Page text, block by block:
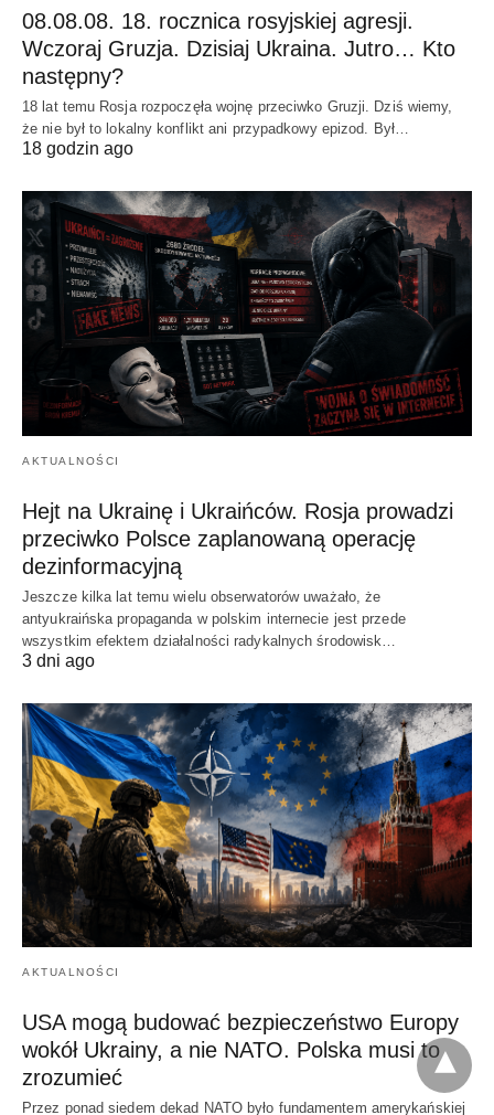
08.08.08. 18. rocznica rosyjskiej agresji.
Wczoraj Gruzja. Dzisiaj Ukraina. Jutro… Kto
następny?
18 lat temu Rosja rozpoczęła wojnę przeciwko Gruzji. Dziś wiemy,
że nie był to lokalny konflikt ani przypadkowy epizod. Był…
18 godzin ago
AKTUALNOŚCI
Hejt na Ukrainę i Ukraińców. Rosja prowadzi
przeciwko Polsce zaplanowaną operację
dezinformacyjną
Jeszcze kilka lat temu wielu obserwatorów uważało, że
antyukraińska propaganda w polskim internecie jest przede
wszystkim efektem działalności radykalnych środowisk…
3 dni ago
AKTUALNOŚCI
USA mogą budować bezpieczeństwo Europy
wokół Ukrainy, a nie NATO. Polska musi to
zrozumieć
Przez ponad siedem dekad NATO było fundamentem amerykańskiej